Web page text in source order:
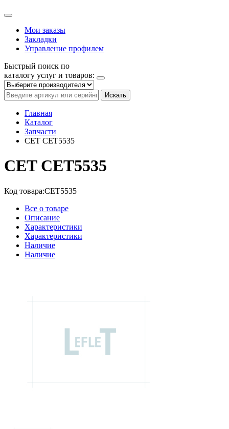
Мои заказы
Закладки
Управление профилем
Быстрый поиск по
каталогу услуг и товаров:
Искать
Главная
Каталог
Запчасти
CET CET5535
CET CET5535
Код товара:CET5535
Все о товаре
Описание
Характеристики
Характеристики
Наличие
Наличие